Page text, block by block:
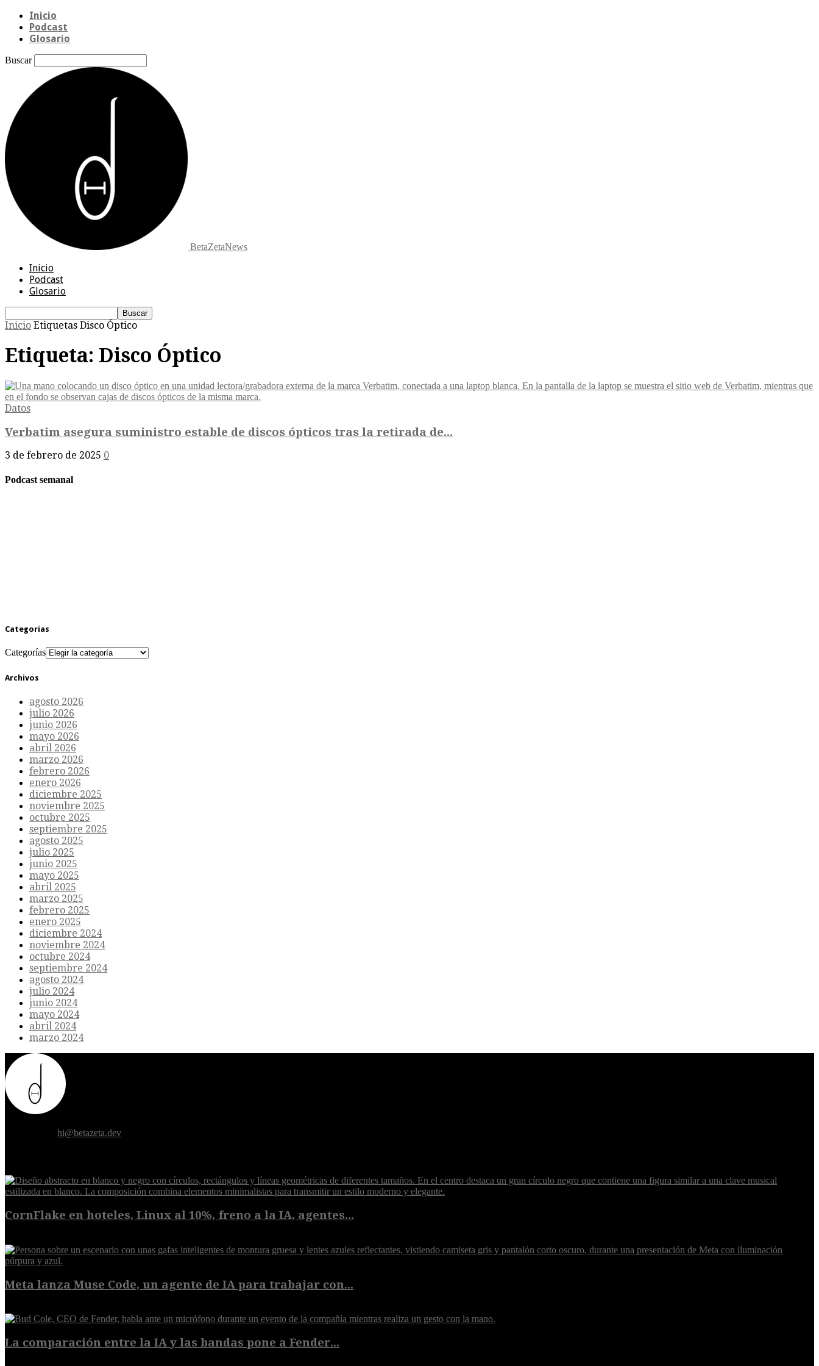
Inicio
Podcast
Glosario
Buscar
BetaZetaNews
Inicio
Podcast
Glosario
Inicio Etiquetas Disco Óptico
Etiqueta: Disco Óptico
Datos
Verbatim asegura suministro estable de discos ópticos tras la retirada de...
3 de febrero de 2025 0
Podcast semanal
Categorías
Categorías
Archivos
agosto 2026
julio 2026
junio 2026
mayo 2026
abril 2026
marzo 2026
febrero 2026
enero 2026
diciembre 2025
noviembre 2025
octubre 2025
septiembre 2025
agosto 2025
julio 2025
junio 2025
mayo 2025
abril 2025
marzo 2025
febrero 2025
enero 2025
diciembre 2024
noviembre 2024
octubre 2024
septiembre 2024
agosto 2024
julio 2024
junio 2024
mayo 2024
abril 2024
marzo 2024
hi@betazeta.dev
CornFlake en hoteles, Linux al 10%, freno a la IA, agentes...
Meta lanza Muse Code, un agente de IA para trabajar con...
La comparación entre la IA y las bandas pone a Fender...